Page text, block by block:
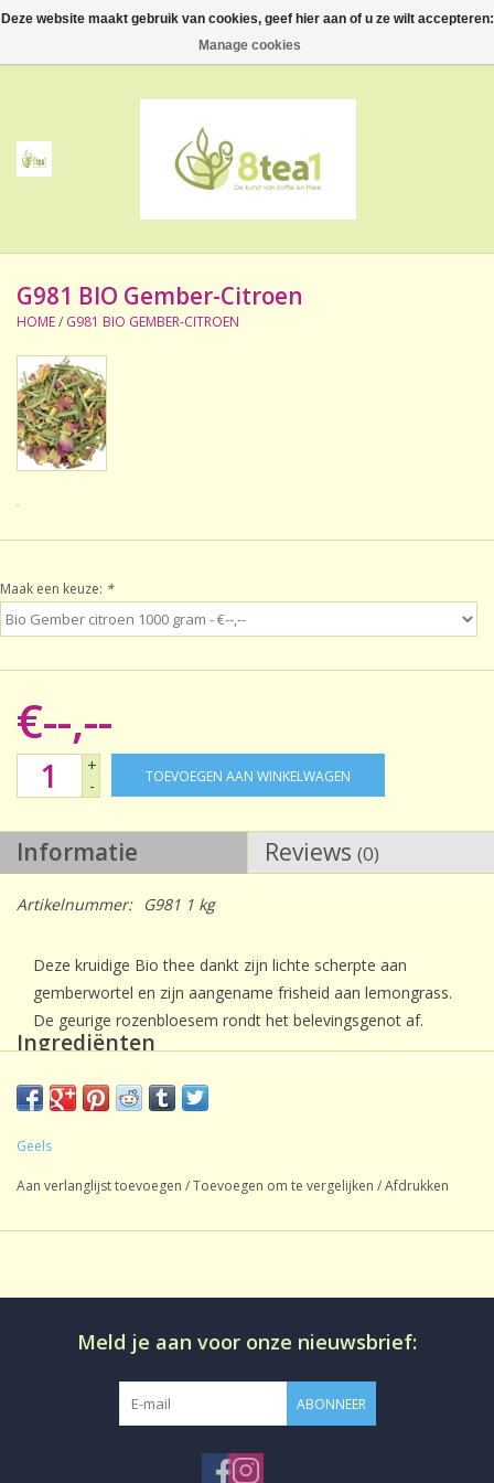
0 Artikelen - €--,--
Thee
Accessoires
NIEUW! Verpakte thee
BeppeDeli en 8tea1
Contact
Sale!
Laatste kans!
G981 BIO Gember-Citroen
HOME/ G981 BIO GEMBER-CITROEN
Maak een keuze: *
€--,--
+
-
TOEVOEGEN AAN WINKELWAGEN
Informatie Reviews (0)
Artikelnummer: G981 1 kg
Deze kruidige Bio thee dankt zijn lichte scherpte aan
gemberwortel en zijn aangename frisheid aan lemongrass.
De geurige rozenbloesem rondt het belevingsgenot af.
Ingrediënten
(van biologische afkomst).
Geels
Aan verlanglijst toevoegen /Toevoegen om te vergelijken /Afdrukken
Meld je aan voor onze nieuwsbrief:
ABONNEER
Deze website maakt gebruik van cookies, geef hier aan of u ze wilt accepteren:
Manage cookies